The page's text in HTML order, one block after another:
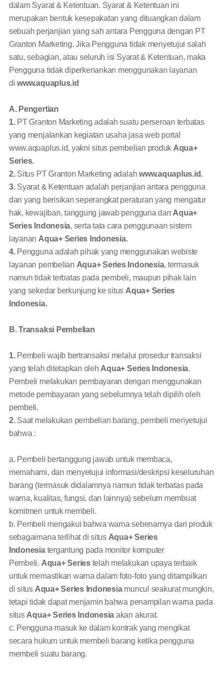
dalam Syarat & Ketentuan. Syarat & Ketentuan ini
merupakan bentuk kesepakatan yang dituangkan dalam
sebuah perjanjian yang sah antara Pengguna dengan PT
Granton Marketing. Jika Pengguna tidak menyetujui salah
satu, sebagian, atau seluruh isi Syarat & Ketentuan, maka
Pengguna tidak diperkenankan menggunakan layanan
diwww.aquaplus.id
A. Pengertian
1. PT Granton Marketing adalah suatu perseroan terbatas
yang menjalankan kegiatan usaha jasa web portal
www.aquaplus.id, yakni situs pembelian produk Aqua+
Series.
2.Situs PT Granton Marketing adalahwww.aquaplus.id.
3. Syarat & Ketentuan adalah perjanjian antara pengguna
dan yang berisikan seperangkat peraturan yang mengatur
hak, kewajiban, tanggung jawab pengguna dan Aqua+
Series Indonesia, serta tata cara penggunaan sistem
layanan Aqua+ Series Indonesia.
4. Pengguna adalah pihak yang menggunakan webiste
layanan pembelian Aqua+ Series Indonesia, termasuk
namun tidak terbatas pada pembeli, maupun pihak lain
yang sekedar berkunjung ke situs Aqua+ Series
Indonesia.
B. Transaksi Pembelian
1. Pembeli wajib bertransaksi melalui prosedur transaksi
yang telah ditetapkan oleh Aqua+ Series Indonesia.
Pembeli melakukan pembayaran dengan menggunakan
metode pembayaran yang sebelumnya telah dipilih oleh
pembeli.
2. Saat melakukan pembelian barang, pembeli menyetujui
bahwa :
a. Pembeli bertanggung jawab untuk membaca,
memahami, dan menyetujui informasi/deskripsi keseluruhan
barang (termasuk didalamnya namun tidak terbatas pada
warna, kualitas, fungsi, dan lainnya) sebelum membuat
komitmen untuk membeli.
b. Pembeli mengakui bahwa warna sebenarnya dari produk
sebagaimana terlihat di situs Aqua+ Series
Indonesiatergantung pada monitor komputer
Pembeli. Aqua+ Seriestelah melakukan upaya terbaik
untuk memastikan warna dalam foto-foto yang ditampilkan
di situs Aqua+ Series Indonesiamuncul seakurat mungkin,
tetapi tidak dapat menjamin bahwa penampilan warna pada
situs Aqua+ Series Indonesia akan akurat.
c. Pengguna masuk ke dalam kontrak yang mengikat
secara hukum untuk membeli barang ketika pengguna
membeli suatu barang.